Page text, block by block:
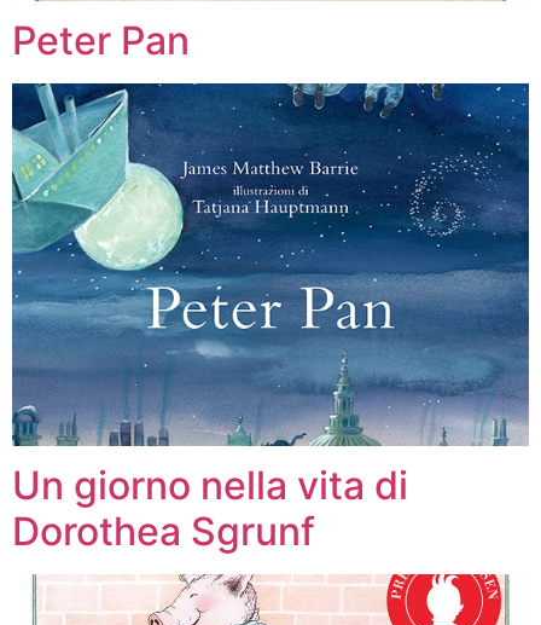
Peter Pan
Un giorno nella vita di
Dorothea Sgrunf